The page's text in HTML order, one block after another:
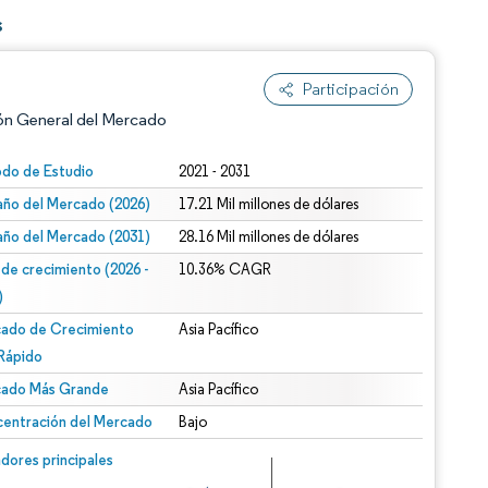
Participación
General del Mercado
de Estudio 2021 - 2031
del Mercado (2026) 17.21 Mil millones de dólares
del Mercado (2031) 28.16 Mil millones de dólares
de crecimiento (2026 -
10.36% CAGR
de Crecimiento
Asia Pacífico
Más Grande Asia Pacífico
del Mercado Bajo
principales
© Mordor Intelligence. El uso requiere atribución según CC BY 4.0.
CC BY 4.0.